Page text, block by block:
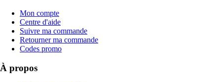
Mon compte
Centre d'aide
Suivre ma commande
Retourner ma commande
Codes promo
À propos